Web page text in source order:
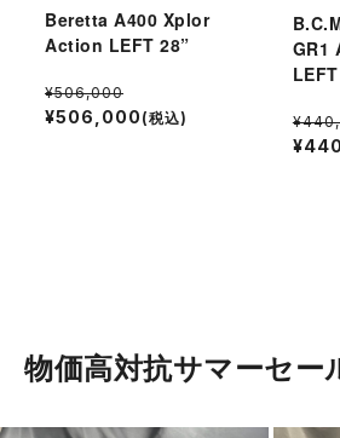
Beretta A400 Xplor
Action LEFT 28”
¥506,000
¥506,000 (税込)
GR1
物価高対抗サマーセー